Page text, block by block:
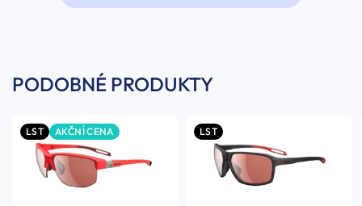
PODOBNÉ PRODUKTY
LST AKČNÍ CENA LST